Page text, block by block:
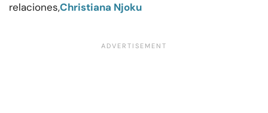
relaciones,Christiana Njoku